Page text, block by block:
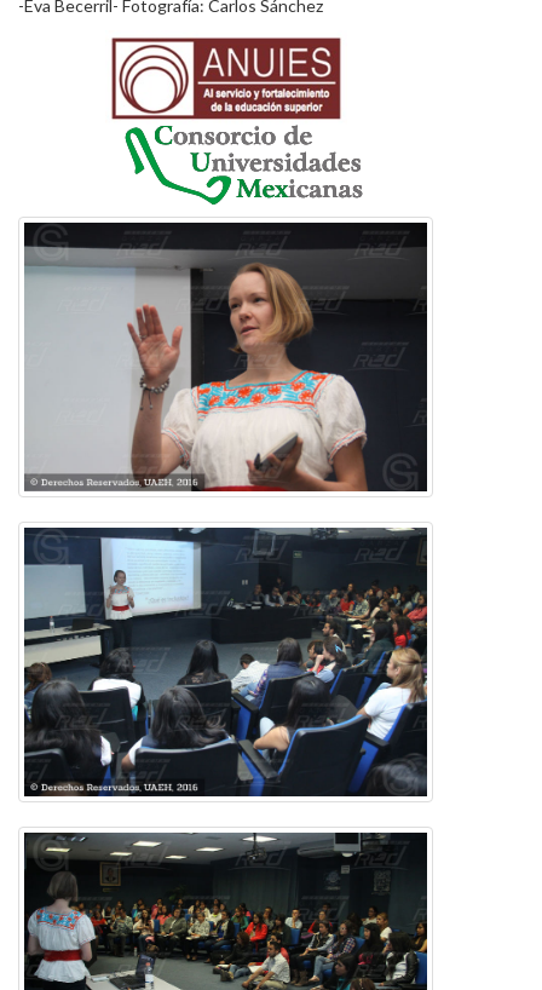
-Eva Becerril- Fotografía: Carlos Sánchez